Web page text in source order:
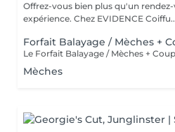
Offrez-vous bien plus qu'un
expérience. Chez EVIDENCE
Forfait Balayage / Mèches +
Mèches